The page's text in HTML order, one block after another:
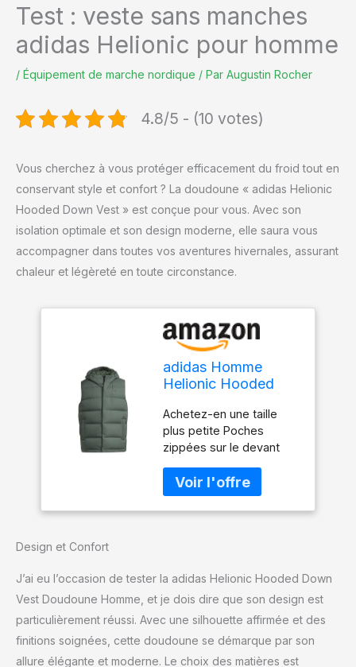
Test : veste sans manches
adidas Helionic pour homme
/ Équipement de marche nordique / Par Augustin Rocher
4.8/5 - (10 votes)
Vous cherchez à vous protéger efficacement du froid tout en
conservant style et confort ? La doudoune « adidas Helionic
Hooded Down Vest » est conçue pour vous. Avec son
isolation optimale et son design moderne, elle saura vous
accompagner dans toutes vos aventures hivernales, assurant
chaleur et légèreté en toute circonstance.
adidas Homme
Helionic Hooded
Oxide, L
Achetez-en une taille
plus petite Poches
zippées sur le devant
bordure élastique sur les
côtés
Design et Confort
J’ai eu l’occasion de tester la adidas Helionic Hooded Down
Vest Doudoune Homme, et je dois dire que son design est
particulièrement réussi. Avec une silhouette affirmée et des
finitions soignées, cette doudoune se démarque par son
allure élégante et moderne. Le choix des matières est